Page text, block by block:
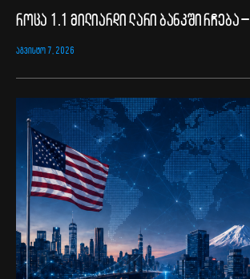
როცა 1.1 მილიარდი ლარი ბანკში რჩება –
ᲐᲒᲕᲘᲡᲢᲝ 7, 2026